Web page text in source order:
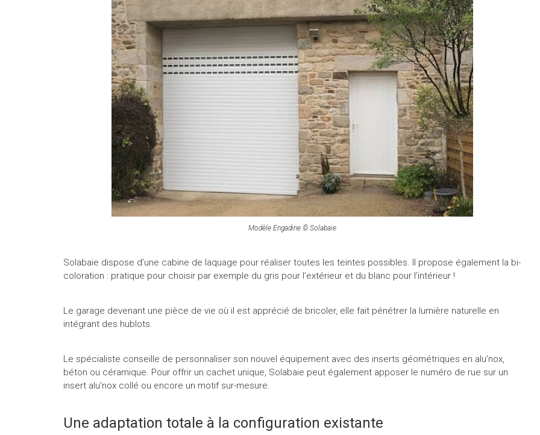
Modèle Engadine © Solabaie
Solabaie dispose d’une cabine de laquage pour réaliser toutes les teintes possibles. Il propose également la bi-
coloration : pratique pour choisir par exemple du gris pour l’extérieur et du blanc pour l’intérieur !
Le garage devenant une pièce de vie où il est apprécié de bricoler, elle fait pénétrer la lumière naturelle en
intégrant des hublots.
Le spécialiste conseille de personnaliser son nouvel équipement avec des inserts géométriques en alu’nox,
béton ou céramique. Pour offrir un cachet unique, Solabaie peut également apposer le numéro de rue sur un
insert alu’nox collé ou encore un motif sur-mesure.
Une adaptation totale à la configuration existante